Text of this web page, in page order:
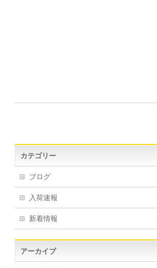
カテゴリー
ブログ
入荷速報
新着情報
アーカイブ